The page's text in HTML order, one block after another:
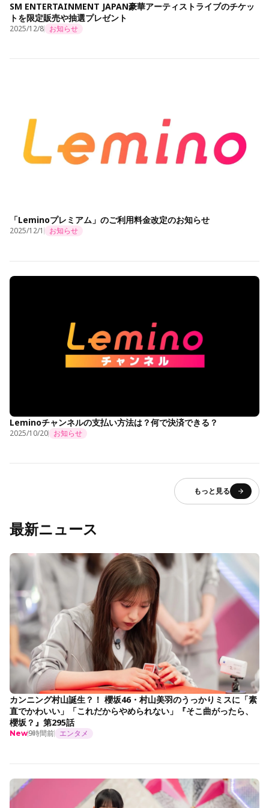
SM ENTERTAINMENT JAPAN豪華アーティストライブのチケッ
トを限定販売や抽選プレゼント
2025/12/8 お知らせ
「Leminoプレミアム」のご利用料金改定のお知らせ
2025/12/1 お知らせ
Leminoチャンネルの支払い方法は？何で決済できる？
2025/10/20 お知らせ
もっと見る
最新ニュース
カンニング村山誕生？！ 櫻坂46・村山美羽のうっかりミスに「素
直でかわいい」「これだからやめられない」『そこ曲がったら、
櫻坂？』第295話
New9時間前 エンタメ